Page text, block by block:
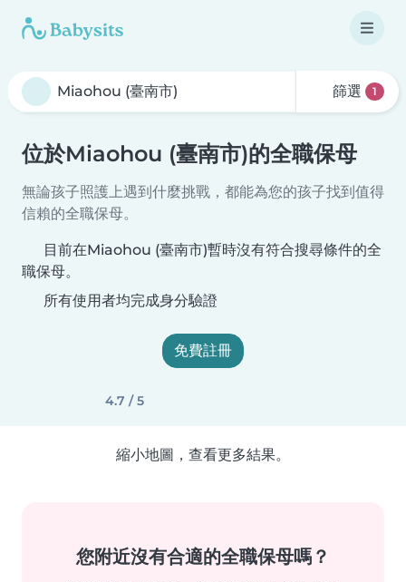
篩選 1
位於Miaohou (臺南市)的全職保母
無論孩子照護上遇到什麼挑戰，都能為您的孩子找到值得
信賴的全職保母。
目前在Miaohou (臺南市)暫時沒有符合搜尋條件的全
職保母。
所有使用者均完成身分驗證
免費註冊
4.7 / 5
縮小地圖，查看更多結果。
您附近沒有合適的全職保母嗎？